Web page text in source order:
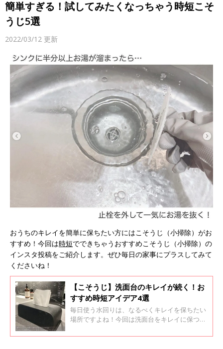
簡単すぎる！試してみたくなっちゃう時短こそ
うじ5選
2022/03/12 更新
おうちのキレイを簡単に保ちたい方にはこそうじ（小掃除）がお
すすめ！今回は時短でできちゃうおすすめこそうじ（小掃除）の
インスタ投稿をご紹介します。ぜひ毎日の家事にプラスしてみて
くださいね！
【こそうじ】洗面台のキレイが続く！お
すすめ時短アイデア4選
毎日使う水回りは、なるべくキレイを保ちたい
場所ですよね！今回は洗面台をキレイに保つた
をご紹介します。ぜひみなさんも真似してみて